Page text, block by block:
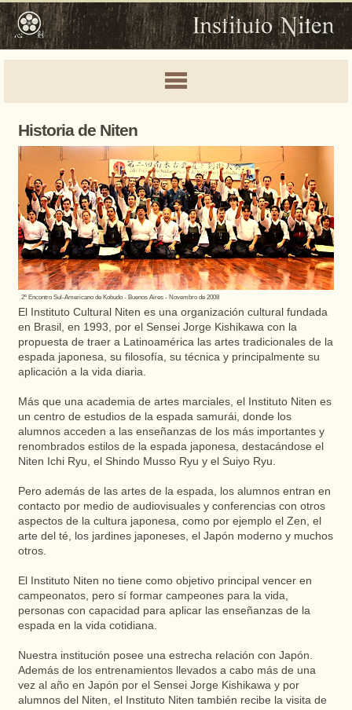
Historia de Niten
2º Encontro Sul-Americano de Kobudo - Buenos Aires - Novembro de 2008
El Instituto Cultural Niten es una organización cultural fundada
en Brasil, en 1993, por el Sensei Jorge Kishikawa con la
propuesta de traer a Latinoamérica las artes tradicionales de la
espada japonesa, su filosofía, su técnica y principalmente su
aplicación a la vida diaria.
Más que una academia de artes marciales, el Instituto Niten es
un centro de estudios de la espada samurái, donde los
alumnos acceden a las enseñanzas de los más importantes y
renombrados estilos de la espada japonesa, destacándose el
Niten Ichi Ryu, el Shindo Musso Ryu y el Suiyo Ryu.
Pero además de las artes de la espada, los alumnos entran en
contacto por medio de audiovisuales y conferencias con otros
aspectos de la cultura japonesa, como por ejemplo el Zen, el
arte del té, los jardines japoneses, el Japón moderno y muchos
otros.
El Instituto Niten no tiene como objetivo principal vencer en
campeonatos, pero sí formar campeones para la vida,
personas con capacidad para aplicar las enseñanzas de la
espada en la vida cotidiana.
Nuestra institución posee una estrecha relación con Japón.
Además de los entrenamientos llevados a cabo más de una
vez al año en Japón por el Sensei Jorge Kishikawa y por
alumnos del Niten, el Instituto Niten también recibe la visita de